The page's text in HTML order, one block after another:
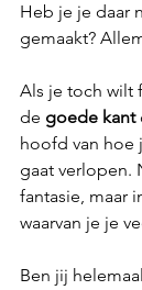
Heb je je daar
gemaakt?
Als je toch wilt
de goede kant
hoofd van hoe
gaat verlopen.
fantasie, maar
waarvan je je
Ben jij